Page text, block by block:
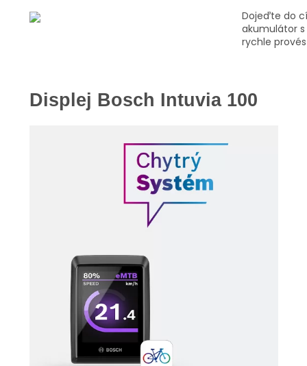
Dojeďte do
akumulátor
rychle
Displej Bosch Intuvia 100